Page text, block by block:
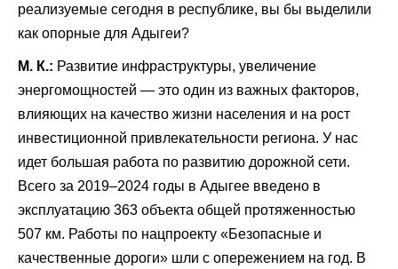
реализуемые сегодня в республике, вы бы выделили
как опорные для Адыгеи?
М. К.: Развитие инфраструктуры, увеличение
энергомощностей — это один из важных факторов,
влияющих на качество жизни населения и на рост
инвестиционной привлекательности региона. У нас
идет большая работа по развитию дорожной сети.
Всего за 2019–2024 годы в Адыгее введено в
эксплуатацию 363 объекта общей протяженностью
507 км. Работы по нацпроекту «Безопасные и
качественные дороги» шли с опережением на год. В